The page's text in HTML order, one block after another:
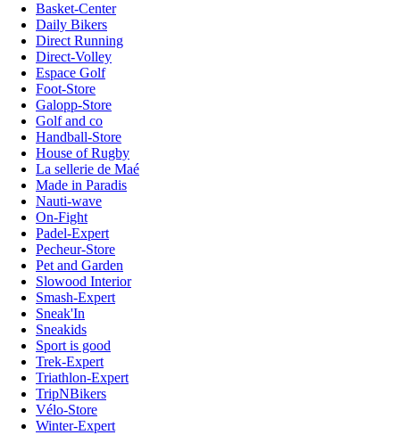
Basket-Center
Daily Bikers
Direct Running
Direct-Volley
Espace Golf
Foot-Store
Galopp-Store
Golf and co
Handball-Store
House of Rugby
La sellerie de Maé
Made in Paradis
Nauti-wave
On-Fight
Padel-Expert
Pecheur-Store
Pet and Garden
Slowood Interior
Smash-Expert
Sneak'In
Sneakids
Sport is good
Trek-Expert
Triathlon-Expert
TripNBikers
Vélo-Store
Winter-Expert